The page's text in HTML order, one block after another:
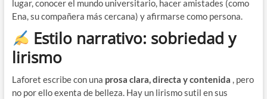
lugar, conocer el mundo universitario, hacer amistades (como
Ena, su compañera más cercana) y afirmarse como persona.
Estilo narrativo: sobriedad y
lirismo
Laforet escribe con una prosa clara, directa y contenida , pero
no por ello exenta de belleza. Hay un lirismo sutil en sus